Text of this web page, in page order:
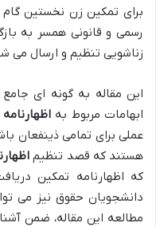
برای تمکین زن نخستین
رسمی و قانونی همسر به
زناشویی تنظیم و ارسال می
این مقاله به گونه ای
ابهامات مربوط به
عملی برای تمامی ذینفعان
هستند که قصد تنظیم
که اظهارنامه تمکین
دانشجویان حقوق نیز می
مطالعه این مقاله، ضمن